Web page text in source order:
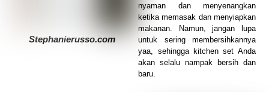
Stephanierusso.com
nyaman dan menyenangkan
ketika memasak dan menyiapkan
makanan. Namun, jangan lupa
untuk sering membersihkannya
yaa, sehingga kitchen set Anda
akan selalu nampak bersih dan
baru.